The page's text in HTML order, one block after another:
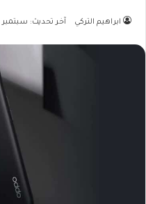
ابراهيم التركي آخر تحديث: سبتمبر 6, 2024